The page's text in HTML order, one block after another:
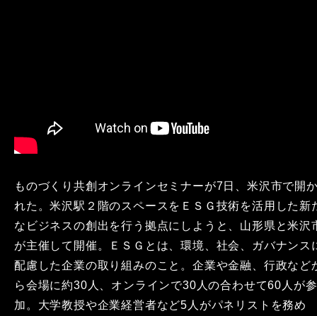
ものづくり共創オンラインセミナーが7日、米沢市で開
れた。米沢駅２階のスペースをＥＳＧ技術を活用した新
なビジネスの創出を行う拠点にしようと、山形県と米沢
が主催して開催。ＥＳＧとは、環境、社会、ガバナンス
配慮した企業の取り組みのこと。企業や金融、行政など
ら会場に約30人、オンラインで30人の合わせて60人が参
加。大学教授や企業経営者など5人がパネリストを務め